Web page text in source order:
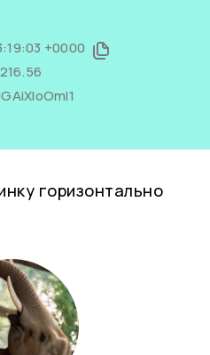
+0000
горизонтально